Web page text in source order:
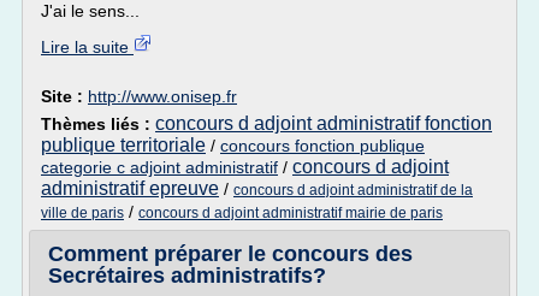
J'ai le sens...
Lire la suite
Site : http://www.onisep.fr
Thèmes liés : concours d adjoint administratif fonction
publique territoriale / concours fonction publique
categorie c adjoint administratif / concours d adjoint
administratif epreuve / concours d adjoint administratif de la
ville de paris / concours d adjoint administratif mairie de paris
Comment préparer le concours des
Secrétaires administratifs?